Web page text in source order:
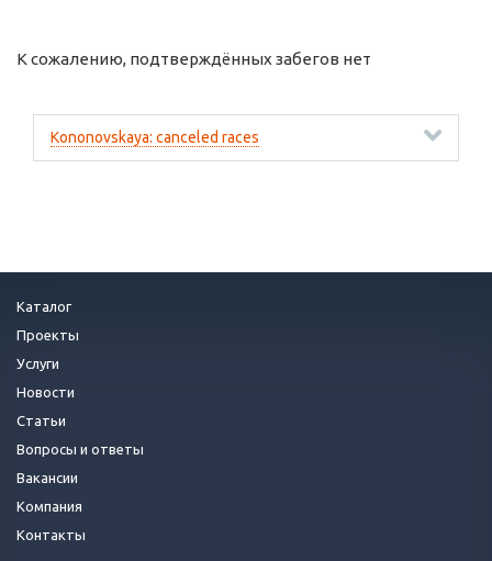
К сожалению, подтверждённых забегов нет
Kononovskaya: canceled races
Каталог
Проекты
Услуги
Новости
Статьи
Вопросы и ответы
Вакансии
Компания
Контакты